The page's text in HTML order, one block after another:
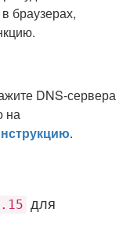
браузерах,
DNS-сервера
на
.
для